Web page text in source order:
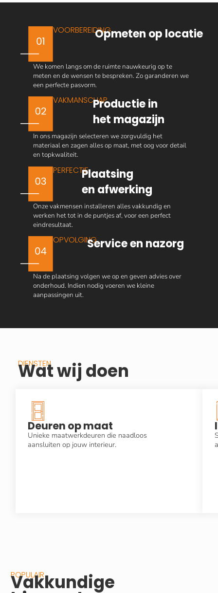
VOORBEREIDINGOpmeten op locatie
We komen langs om de ruimte nauwkeurig op te
meten en de wensen te bespreken. Zo garanderen we
een perfecte pasvorm.
VAKMANSCHAPProductie in
het magazijn
In ons magazijn selecteren we zorgvuldig het
materiaal en zagen alles op maat, met oog voor detail
en topkwaliteit.
PERFECTIEPlaatsing
en afwerking
Onze vakmensen installeren alles vakkundig en
werken het tot in de puntjes af, voor een perfect
eindresultaat.
OPVOLGINGService en nazorg
Na de plaatsing volgen we op en geven advies over
onderhoud. Indien nodig voeren we kleine
aanpassingen uit.
DIENSTEN
Wat wij doen
Deuren op maat
Unieke maatwerkdeuren die naadloos
aansluiten op jouw interieur.
POPULAIR
Vakkundige